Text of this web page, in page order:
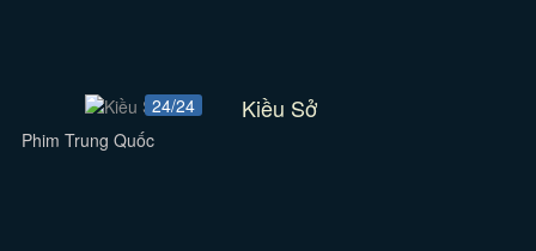
24/24 Kiều Sở
Phim Trung Quốc